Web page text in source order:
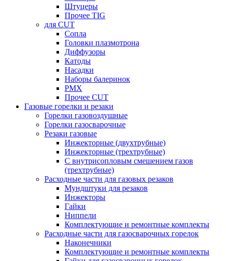
Штуцеры
Прочее TIG
для CUT
Сопла
Головки плазмотрона
Диффузоры
Катоды
Насадки
Наборы балеринок
PMX
Прочее CUT
Газовые горелки и резаки
Горелки газовоздушные
Горелки газосварочные
Резаки газовые
Инжекторные (двухтрубные)
Инжекторные (трехтрубные)
С внутрисопловым смешением газов
(трехтрубные)
Расходные части для газовых резаков
Мундштуки для резаков
Инжекторы
Гайки
Ниппели
Комплектующие и ремонтные комплекты
Расходные части для газосварочных горелок
Наконечники
Комплектующие и ремонтные комплекты